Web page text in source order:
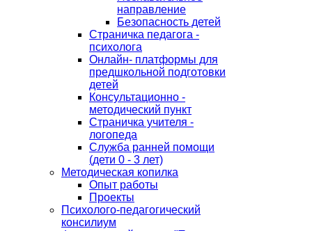
направление
Безопасность детей
Страничка педагога -
психолога
Онлайн- платформы для
предшкольной подготовки
детей
Консультационно -
методический пункт
Страничка учителя -
логопеда
Служба ранней помощи
(дети 0 - 3 лет)
Методическая копилка
Опыт работы
Проекты
Психолого-педагогический
консилиум